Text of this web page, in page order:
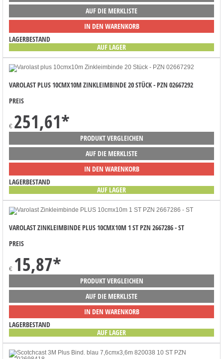
AUF DIE MERKLISTE
IN DEN WARENKORB
LAGERBESTAND
AUF LAGER
VAROLAST PLUS 10CMX10M ZINKLEIMBINDE 20 STÜCK - PZN 02667292
PREIS
€ 251,61*
PRODUKT VERGLEICHEN
AUF DIE MERKLISTE
IN DEN WARENKORB
LAGERBESTAND
AUF LAGER
VAROLAST ZINKLEIMBINDE PLUS 10CMX10M 1 ST PZN 2667286 - ST
PREIS
€ 15,87*
PRODUKT VERGLEICHEN
AUF DIE MERKLISTE
IN DEN WARENKORB
LAGERBESTAND
AUF LAGER